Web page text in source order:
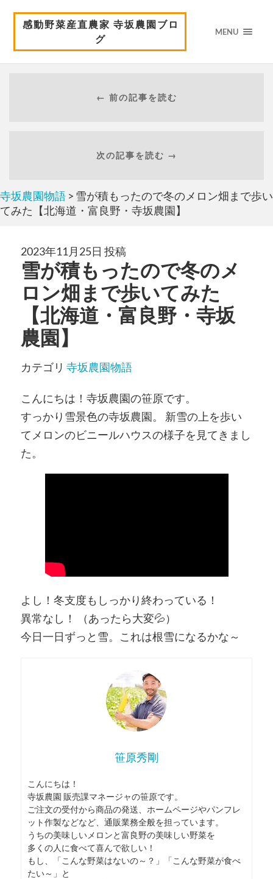
感動野菜産直農家 寺坂農園ブロ
グ
MENU
← 前の記事を読む
次の記事を読む →
寺坂農園物語 > 雪が積もったので冬のメロン畑まで歩い
てみた【北海道・富良野・寺坂農園】
2023年11月25日 投稿
雪が積もったので冬のメ
ロン畑まで歩いてみた
【北海道・富良野・寺坂
農園】
カテゴリ 寺坂農園物語
こんにちは！寺坂農園の笹原です。
すっかり雪景色の寺坂農園。 新雪の上を歩い
てメロンのビニールハウスの様子を見てきまし
た。
よし！冬支度もしっかり終わっている！
異常なし！ （あったら大変💦）
今日一日ずっと雪。これは根雪になるかな～
笹原秀剛
こんにちは！
寺坂農園 販売課マネージャの笹原です。
ご注文の受付から商品の発送、ホームページやパンフレ
ット作製などなど、通販業務全般を担っています。
うちの美味しいメロンと富良野の美味しい野菜を
多くの人に食べて喜んで欲しい！
もし、「こんな野菜はないの～？」「こんな野菜が食べ
たい～」と